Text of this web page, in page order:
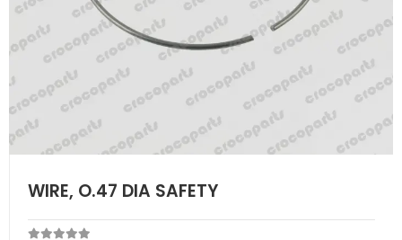
WIRE, O.47 DIA SAFETY